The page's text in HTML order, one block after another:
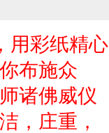
用彩纸精心
布施众
诸佛威仪
，庄重，